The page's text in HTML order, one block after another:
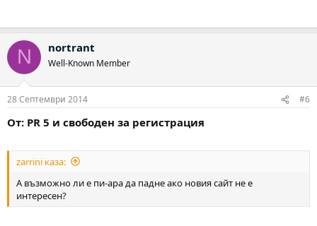
N nortrant
Well-Known Member
28 Септември 2014 #6
От: PR 5 и свободен за регистрация
zarrini каза:
А възможно ли е пи-ара да падне ако новия сайт не е
интересен?